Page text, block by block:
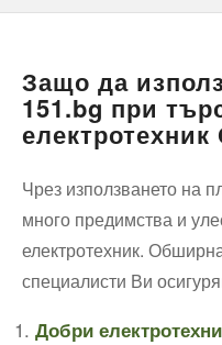
Защо да
151.bg при
Чрез използването на
много предимства и
електротехник.
специалисти Ви
Добри